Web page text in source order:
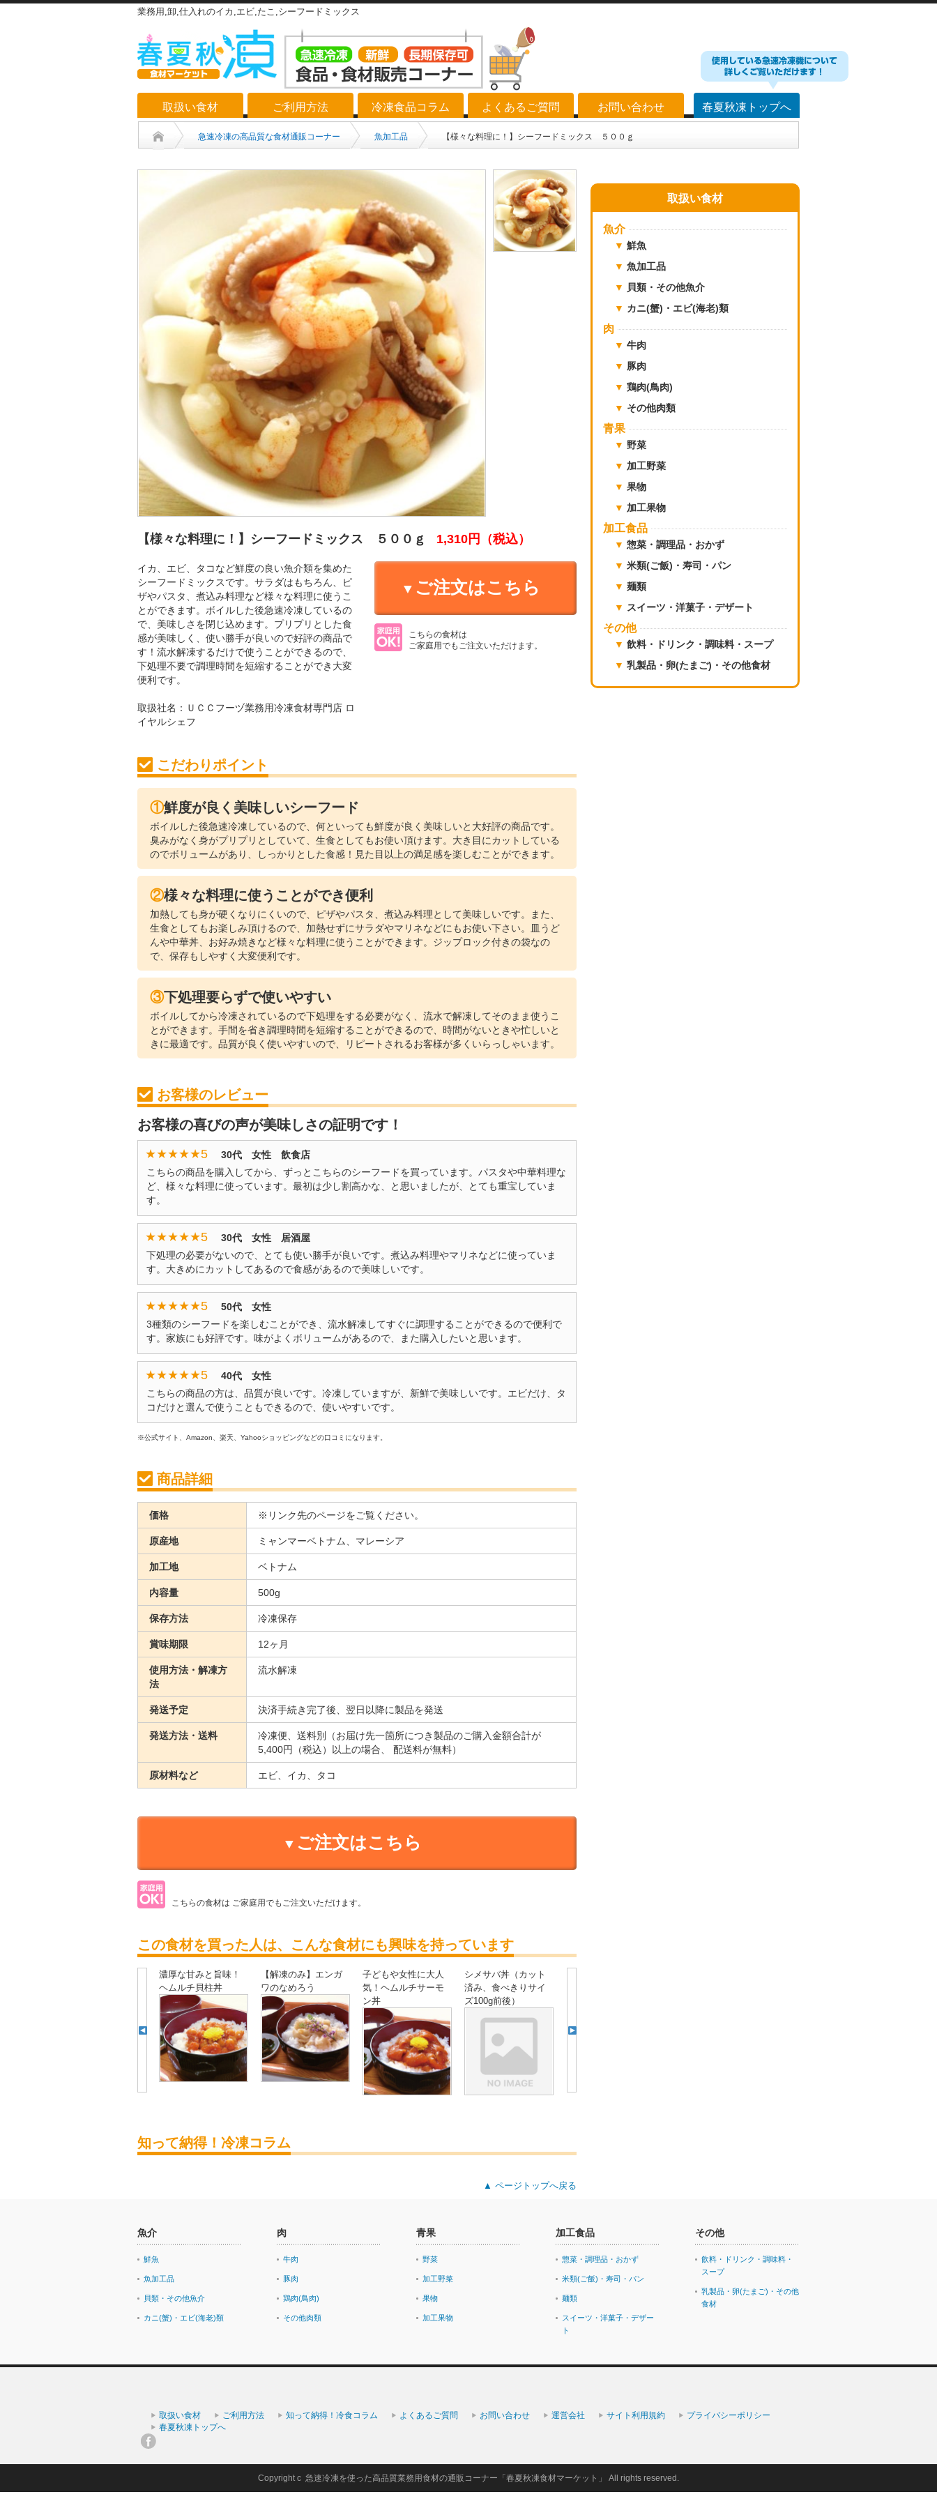
業務用,卸,仕入れのイカ,エビ,たこ,シーフードミックス
取扱い食材 ご利用方法 冷凍食品コラム よくあるご質問 お問い合わせ 春夏秋凍トップへ
急速冷凍の高品質な食材通販コーナー 魚加工品 【様々な料理に！】シーフードミックス ５００ｇ
【様々な料理に！】シーフードミックス ５００ｇ 1,310円 （税込）
イカ、エビ、タコなど鮮度の良い魚介類を集めた
シーフードミックスです。サラダはもちろん、ピ
ザやパスタ、煮込み料理など様々な料理に使うこ
とができます。ボイルした後急速冷凍しているの
で、美味しさを閉じ込めます。プリプリとした食
感が美味しく、使い勝手が良いので好評の商品で
す！流水解凍するだけで使うことができるので、
下処理不要で調理時間を短縮することができ大変
便利です。
取扱社名： ＵＣＣフーヅ業務用冷凍食材専門店 ロ
イヤルシェフ
ご注文はこちら
こちらの食材は
ご家庭用でもご注文いただけます。
こだわりポイント
①鮮度が良く美味しいシーフード
ボイルした後急速冷凍しているので、何といっても鮮度が良く美味しいと大好評の商品です。
臭みがなく身がプリプリとしていて、生食としてもお使い頂けます。大き目にカットしている
のでボリュームがあり、しっかりとした食感！見た目以上の満足感を楽しむことができます。
②様々な料理に使うことができ便利
加熱しても身が硬くなりにくいので、ピザやパスタ、煮込み料理として美味しいです。また、
生食としてもお楽しみ頂けるので、加熱せずにサラダやマリネなどにもお使い下さい。皿うど
んや中華丼、お好み焼きなど様々な料理に使うことができます。ジップロック付きの袋なの
で、保存もしやすく大変便利です。
③下処理要らずで使いやすい
ボイルしてから冷凍されているので下処理をする必要がなく、流水で解凍してそのまま使うこ
とができます。手間を省き調理時間を短縮することができるので、時間がないときや忙しいと
きに最適です。品質が良く使いやすいので、リピートされるお客様が多くいらっしゃいます。
お客様のレビュー
お客様の喜びの声が美味しさの証明です！
★★★★★5
30代 女性 飲食店
こちらの商品を購入してから、ずっとこちらのシーフードを買っています。パスタや中華料理な
ど、様々な料理に使っています。最初は少し割高かな、と思いましたが、とても重宝していま
す。
★★★★★5
30代 女性 居酒屋
下処理の必要がないので、とても使い勝手が良いです。煮込み料理やマリネなどに使っていま
す。大きめにカットしてあるので食感があるので美味しいです。
★★★★★5
50代 女性
3種類のシーフードを楽しむことができ、流水解凍してすぐに調理することができるので便利で
す。家族にも好評です。味がよくボリュームがあるので、また購入したいと思います。
★★★★★5
40代 女性
こちらの商品の方は、品質が良いです。冷凍していますが、新鮮で美味しいです。エビだけ、タ
コだけと選んで使うこともできるので、使いやすいです。
※公式サイト、Amazon、楽天、Yahooショッピングなどの口コミになります。
商品詳細
価格 ※リンク先のページをご覧ください。
原産地 ミャンマーベトナム、マレーシア
加工地 ベトナム
内容量 500g
保存方法 冷凍保存
賞味期限 12ヶ月
使用方法・解凍方
法
流水解凍
発送予定 決済手続き完了後、翌日以降に製品を発送
発送方法・送料
冷凍便、送料別（お届け先一箇所につき製品のご購入金額合計が
5,400円（税込）以上の場合、 配送料が無料）
原材料など エビ、イカ、タコ
ご注文はこちら
こちらの食材は ご家庭用でもご注文いただけます。
この食材を買った人は、こんな食材にも興味を持っています
濃厚な甘みと旨味！
ヘムルチ貝柱丼
【解凍のみ】エンガ
ワのなめろう
子どもや女性に大人
気！ヘムルチサーモ
ン丼
シメサバ丼（カット
済み、食べきりサイ
ズ100g前後）
知って納得！冷凍コラム
▲ ページトップへ戻る
取扱い食材
魚介
鮮魚
魚加工品
貝類・その他魚介
カニ(蟹)・エビ(海老)類
肉
牛肉
豚肉
鶏肉(鳥肉)
その他肉類
青果
野菜
加工野菜
果物
加工果物
加工食品
惣菜・調理品・おかず
米類(ご飯)・寿司・パン
麺類
スイーツ・洋菓子・デザート
その他
飲料・ドリンク・調味料・スープ
乳製品・卵(たまご)・その他食材
魚介
鮮魚
魚加工品
貝類・その他魚介
カニ(蟹)・エビ(海老)類
肉
牛肉
豚肉
鶏肉(鳥肉)
その他肉類
青果
野菜
加工野菜
果物
加工果物
加工食品
惣菜・調理品・おかず
米類(ご飯)・寿司・パン
麺類
スイーツ・洋菓子・デザー
ト
その他
飲料・ドリンク・調味料・
スープ
乳製品・卵(たまご)・その他
食材
取扱い食材 ご利用方法 知って納得！冷食コラム よくあるご質問 お問い合わせ 運営会社 サイト利用規約
プライバシーポリシー
春夏秋凍トップへ
Copyright c 急速冷凍を使った高品質業務用食材の通販コーナー「春夏秋凍食材マーケット」 All rights reserved.